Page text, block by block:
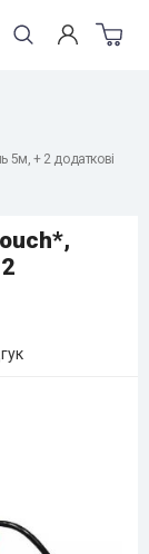
5м, + 2 додаткові